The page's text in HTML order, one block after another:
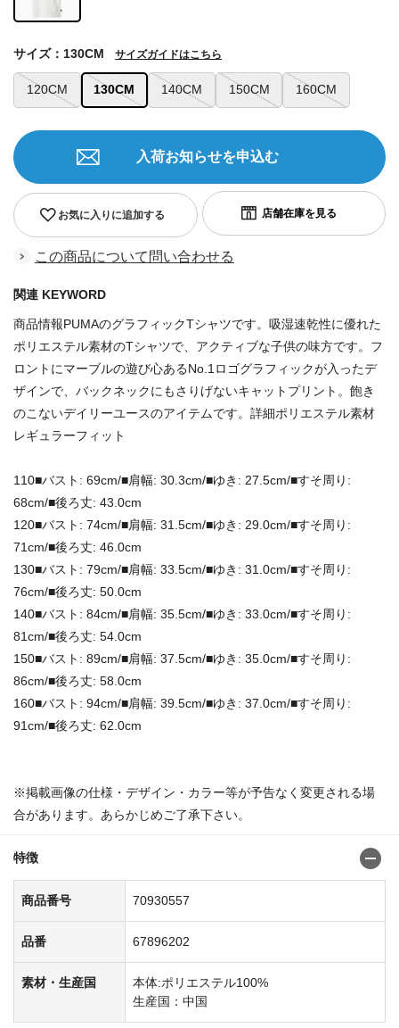
120CM 130CM 140CM 150CM 160CM
サイズ：130CM サイズガイドはこちら
お気に入りに追加する
入荷お知らせを申込む
この商品について問い合わせる
関連 KEYWORD
商品情報PUMAのグラフィックTシャツです。吸湿速乾性に優れた
ポリエステル素材のTシャツで、アクティブな子供の味方です。フ
ロントにマーブルの遊び心あるNo.1ロゴグラフィックが入ったデ
ザインで、バックネックにもさりげないキャットプリント。飽き
のこないデイリーユースのアイテムです。詳細ポリエステル素材
レギュラーフィット
110■バスト: 69cm/■肩幅: 30.3cm/■ゆき: 27.5cm/■すそ周り:
68cm/■後ろ丈: 43.0cm
120■バスト: 74cm/■肩幅: 31.5cm/■ゆき: 29.0cm/■すそ周り:
71cm/■後ろ丈: 46.0cm
130■バスト: 79cm/■肩幅: 33.5cm/■ゆき: 31.0cm/■すそ周り:
76cm/■後ろ丈: 50.0cm
140■バスト: 84cm/■肩幅: 35.5cm/■ゆき: 33.0cm/■すそ周り:
81cm/■後ろ丈: 54.0cm
150■バスト: 89cm/■肩幅: 37.5cm/■ゆき: 35.0cm/■すそ周り:
86cm/■後ろ丈: 58.0cm
160■バスト: 94cm/■肩幅: 39.5cm/■ゆき: 37.0cm/■すそ周り:
91cm/■後ろ丈: 62.0cm
※掲載画像の仕様・デザイン・カラー等が予告なく変更される場
合があります。あらかじめご了承下さい。
特徴
商品番号 70930557
品番 67896202
素材・生産国
本体:ポリエステル100%
生産国：中国